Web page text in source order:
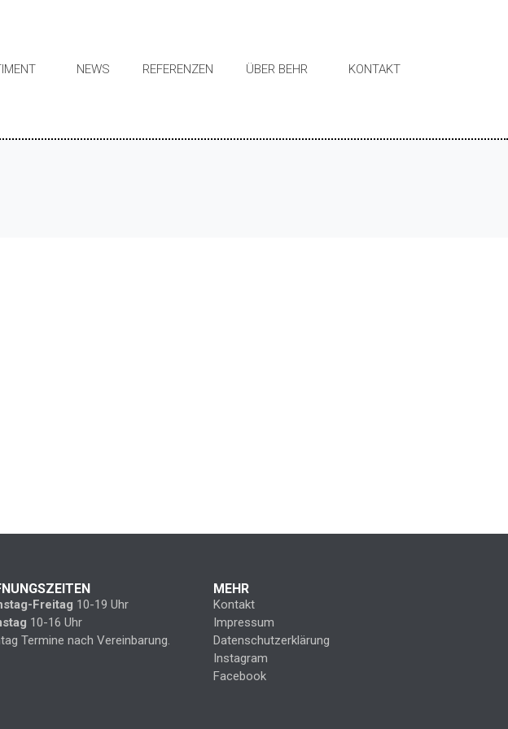
NEWS REFERENZEN ÜBER BEHR KONTAKT
Freitag 10-19 Uhr
10-16 Uhr
Termine nach Vereinbarung.
MEHR
Kontakt
Impressum
Datenschutzerklärung
Instagram
Facebook